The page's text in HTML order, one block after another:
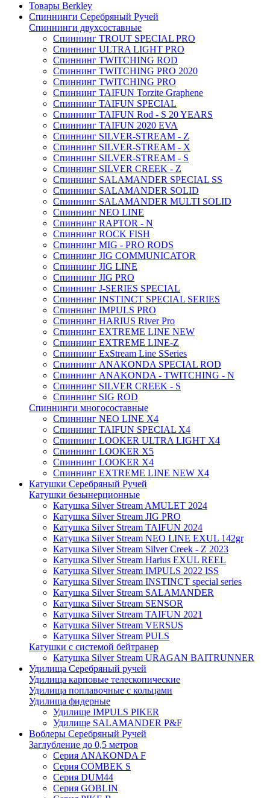
Товары Berkley
Спиннинги Серебряный Ручей
Спиннинги двухсоставные
Спиннинг TROUT SPECIAL PRO
Спиннинг ULTRA LIGHT PRO
Спиннинг TWITCHING ROD
Спиннинг TWITCHING PRO 2020
Спиннинг TWITCHING PRO
Спиннинг TAIFUN Torzite Graphene
Спиннинг TAIFUN SPECIAL
Спиннинг TAIFUN Rod - S 20 YEARS
Спиннинг TAIFUN 2020 EVA
Спиннинг SILVER-STREAM - Z
Спиннинг SILVER-STREAM - X
Спиннинг SILVER-STREAM - S
Спиннинг SILVER CREEK - Z
Спиннинг SALAMANDER SPECIAL SS
Спиннинг SALAMANDER SOLID
Спиннинг SALAMANDER MULTI SOLID
Спиннинг NEO LINE
Спиннинг RAPTOR - N
Спиннинг ROCK FISH
Спиннинг MIG - PRO RODS
Спиннинг JIG COMMUNICATOR
Спиннинг JIG LINE
Спиннинг JIG PRO
Спиннинг J-SERIES SPECIAL
Спиннинг INSTINCT SPECIAL SERIES
Спиннинг IMPULS PRO
Спиннинг HARIUS River Pro
Спиннинг EXTREME LINE NEW
Спиннинг EXTREME LINE-Z
Спиннинг ExStream Line SSeries
Спиннинг ANAKONDA SPECIAL ROD
Спиннинг ANAKONDA - TWITCHING - N
Спиннинг SILVER CREEK - S
Спиннинг SIG ROD
Спиннинги многосоставные
Спиннинг NEO LINE X4
Спиннинг TAIFUN SPECIAL X4
Спиннинг LOOKER ULTRA LIGHT X4
Спиннинг LOOKER X5
Спиннинг LOOKER X4
Спиннинг EXTREME LINE NEW X4
Катушки Серебряный Ручей
Катушки безынерционные
Катушка Silver Stream AMULET 2024
Катушка Silver Stream JIG PRO
Катушка Silver Stream TAIFUN 2024
Катушка Silver Stream NEO LINE EXUL 142gr
Катушка Silver Stream Silver Creek - Z 2023
Катушка Silver Stream Harius EXUL REEL
Катушка Silver Stream IMPULS 2022 ISS
Катушка Silver Stream INSTINCT special series
Катушка Silver Stream SALAMANDER
Катушка Silver Stream SENSOR
Катушка Silver Stream TAIFUN 2021
Катушка Silver Stream VERSUS
Катушка Silver Stream PULS
Катушки с системой бейтранер
Катушка Silver Stream URAGAN BAITRUNNER
Удилища Серебряный ручей
Удилища карповые телескопические
Удилища поплавочные с кольцами
Удилища фидерные
Удилище IMPULS PIKER
Удилище SALAMANDER P&F
Воблеры Серебряный Ручей
Заглубление до 0,5 метров
Серия ANAKONDA F
Серия COMBEK S
Серия DUM44
Серия GOBLIN